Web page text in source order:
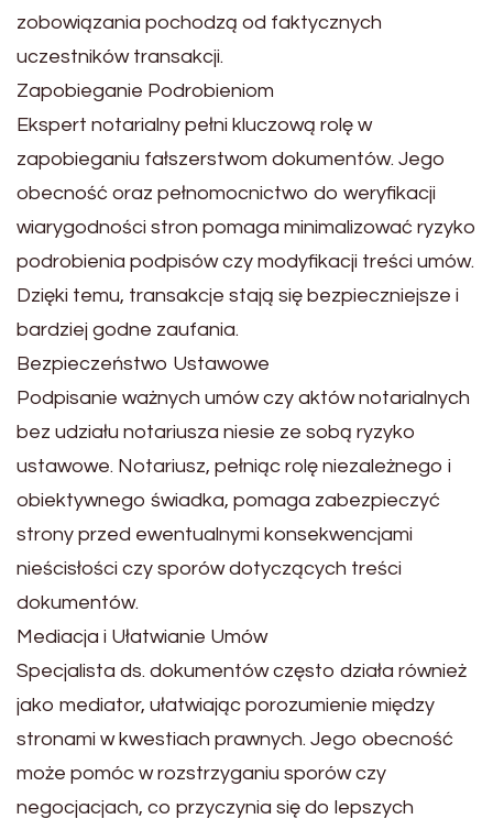
zobowiązania pochodzą od faktycznych
uczestników transakcji.
Zapobieganie Podrobieniom
Ekspert notarialny pełni kluczową rolę w
zapobieganiu fałszerstwom dokumentów. Jego
obecność oraz pełnomocnictwo do weryfikacji
wiarygodności stron pomaga minimalizować ryzyko
podrobienia podpisów czy modyfikacji treści umów.
Dzięki temu, transakcje stają się bezpieczniejsze i
bardziej godne zaufania.
Bezpieczeństwo Ustawowe
Podpisanie ważnych umów czy aktów notarialnych
bez udziału notariusza niesie ze sobą ryzyko
ustawowe. Notariusz, pełniąc rolę niezależnego i
obiektywnego świadka, pomaga zabezpieczyć
strony przed ewentualnymi konsekwencjami
nieścisłości czy sporów dotyczących treści
dokumentów.
Mediacja i Ułatwianie Umów
Specjalista ds. dokumentów często działa również
jako mediator, ułatwiając porozumienie między
stronami w kwestiach prawnych. Jego obecność
może pomóc w rozstrzyganiu sporów czy
negocjacjach, co przyczynia się do lepszych